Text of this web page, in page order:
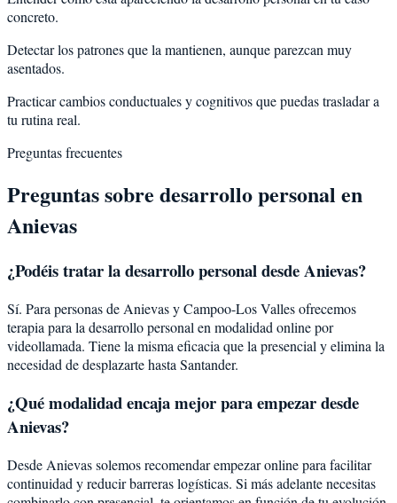
concreto.
Detectar los patrones que la mantienen, aunque parezcan muy
asentados.
Practicar cambios conductuales y cognitivos que puedas trasladar a
tu rutina real.
Preguntas frecuentes
Preguntas sobre desarrollo personal en
Anievas
¿Podéis tratar ladesarrollo personaldesdeAnievas?
Sí. Para personas de Anievas y Campoo-Los Valles ofrecemos
terapia para la desarrollo personal en modalidad online por
videollamada. Tiene la misma eficacia que la presencial y elimina la
necesidad de desplazarte hasta Santander.
¿Qué modalidad encaja mejor para empezar desde
Anievas?
Desde Anievas solemos recomendar empezar online para facilitar
continuidad y reducir barreras logísticas. Si más adelante necesitas